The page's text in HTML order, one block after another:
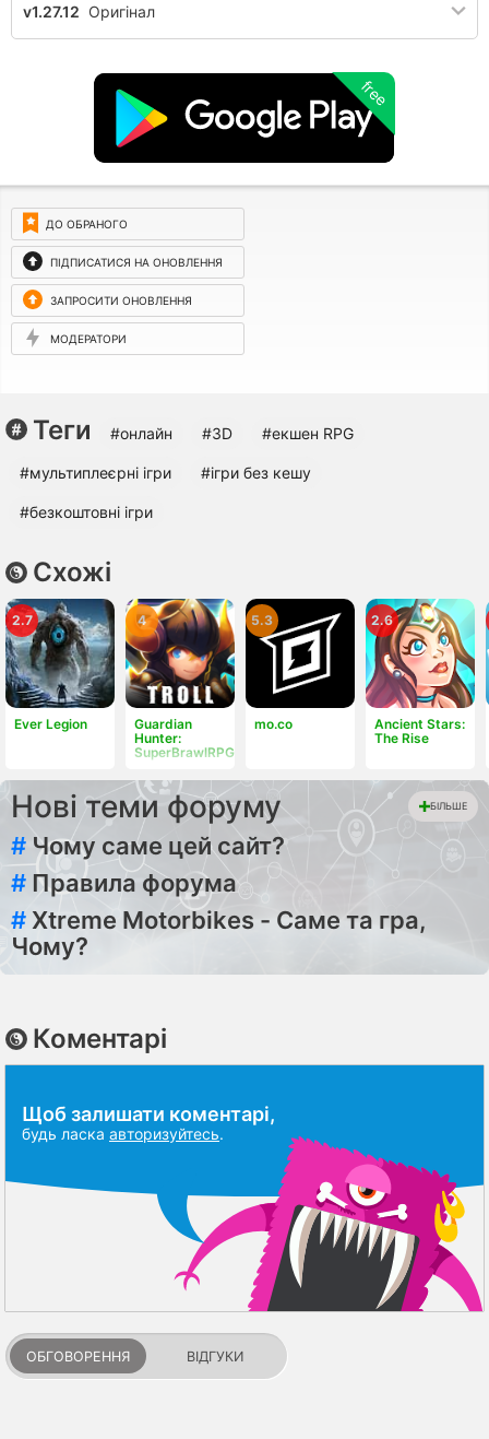
v1.27.12 Оригінал
free
ДО ОБРАНОГО
ПІДПИСАТИСЯ НА ОНОВЛЕННЯ
ЗАПРОСИТИ ОНОВЛЕННЯ
МОДЕРАТОРИ
Теги #онлайн #3D #екшен RPG
#мультиплеєрні ігри #ігри без кешу
#безкоштовні ігри
Схожі
Ever Legion
2.7
Guardian
Hunter:
SuperBrawlRPG
4
mo.co
5.3
Ancient Stars:
The Rise
2.6
Нові теми форуму БІЛЬШЕ
# Чому саме цей сайт?
# Правила форума
# Xtreme Motorbikes - Саме та гра,
Чому?
Коментарі
Щоб залишати коментарі,
будь ласка авторизуйтесь.
ОБГОВОРЕННЯ ВІДГУКИ